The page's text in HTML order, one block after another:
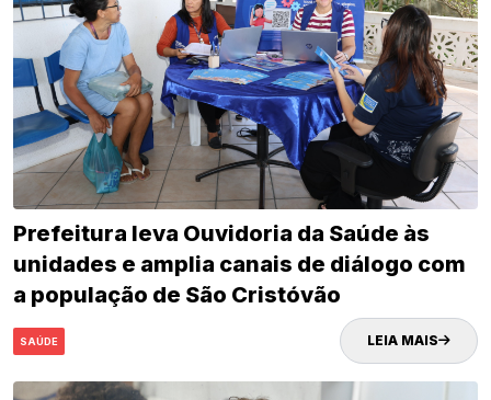
Prefeitura leva Ouvidoria da Saúde às
unidades e amplia canais de diálogo com
a população de São Cristóvão
SAÚDE LEIA MAIS